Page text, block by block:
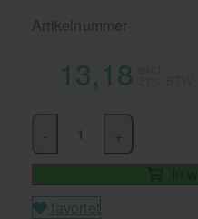
Artikelnummer
13,18
In
favoriet